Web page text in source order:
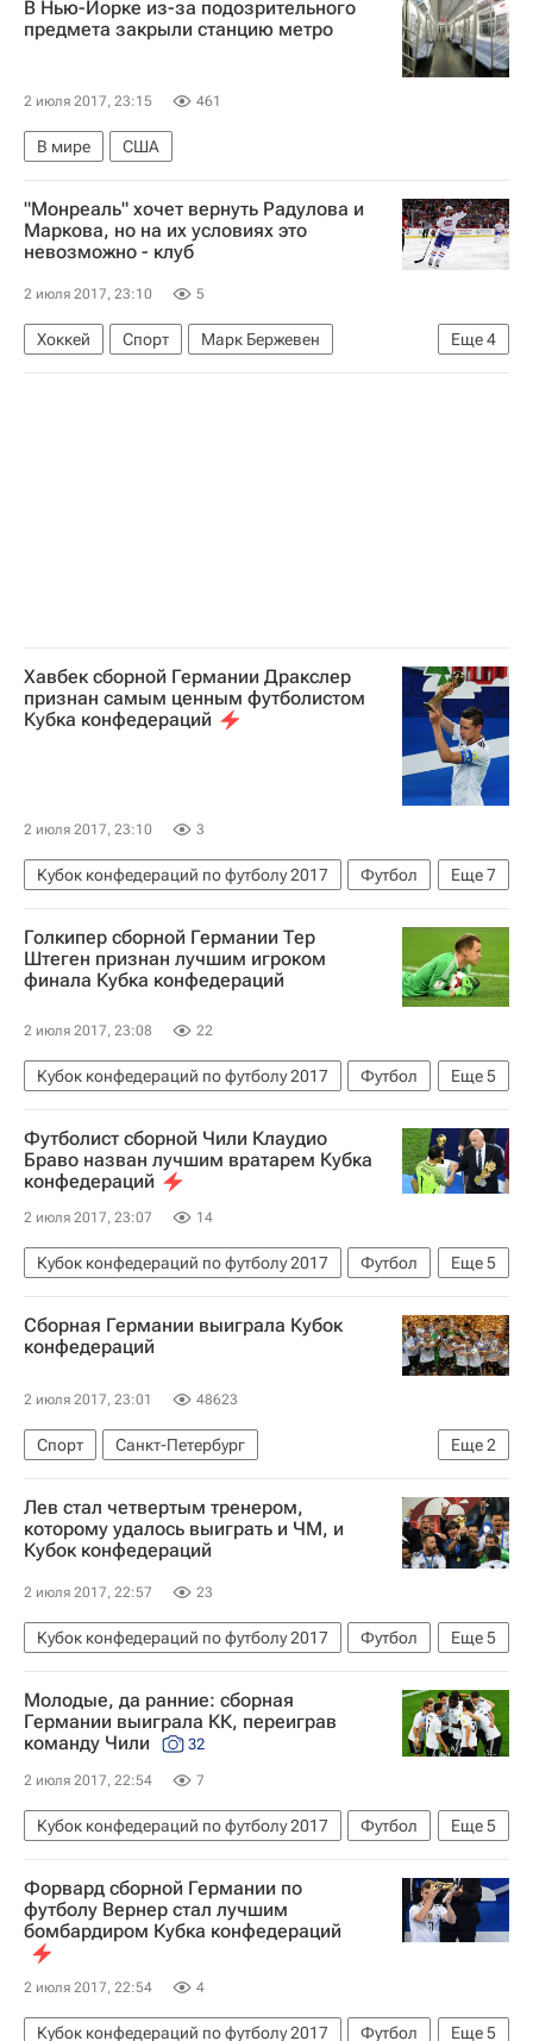
В Нью-Йорке из-за подозрительного
предмета закрыли станцию метро
2 июля 2017, 23:15 461
В мире США
"Монреаль" хочет вернуть Радулова и
Маркова, но на их условиях это
невозможно - клуб
2 июля 2017, 23:10 5
Еще4
Хоккей Спорт
Марк Бержевен
Национальная хоккейная лига (НХЛ)
Хавбек сборной Германии Дракслер
признан самым ценным футболистом
Кубка конфедераций
2 июля 2017, 23:10 3
Еще7
Кубок конфедераций по футболу 2017
Футбол
Спорт
Кубок конфедераций 2017
Германия
Чили
Леон Горецка
Алексис Санчес
Юлиан Дракслер
Голкипер сборной Германии Тер
Штеген признан лучшим игроком
финала Кубка конфедераций
2 июля 2017, 23:08 22
Еще5
Кубок конфедераций по футболу 2017
Футбол
Спорт
Кубок конфедераций 2017
Германия
Чили Марк-Андре тер Штеген
Футболист сборной Чили Клаудио
Браво назван лучшим вратарем Кубка
конфедераций
2 июля 2017, 23:07 14
Еще5
Кубок конфедераций по футболу 2017
Футбол
Спорт
Кубок конфедераций 2017
Германия
Чили Клаудио Браво
Сборная Германии выиграла Кубок
конфедераций
2 июля 2017, 23:01 48623
Еще2
Спорт
Санкт-Петербург
Сборная Германии по футболу
Кубок конфедераций по футболу-2017
Лев стал четвертым тренером,
которому удалось выиграть и ЧМ, и
Кубок конфедераций
2 июля 2017, 22:57 23
Еще5
Кубок конфедераций по футболу 2017
Футбол
Спорт
Йоахим Лев
Кубок конфедераций 2017
Германия
Чили
Молодые, да ранние: сборная
Германии выиграла КК, переиграв
команду Чили
32
2 июля 2017, 22:54 7
Еще5
Кубок конфедераций по футболу 2017
Футбол
Спорт
Фото
Кубок конфедераций 2017
Германия
Чили
Форвард сборной Германии по
футболу Вернер стал лучшим
бомбардиром Кубка конфедераций
2 июля 2017, 22:54 4
Еще5
Кубок конфедераций по футболу 2017
Футбол